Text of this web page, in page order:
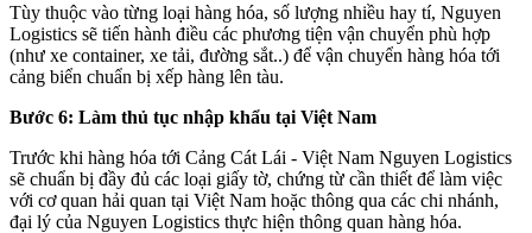
Tùy thuộc vào từng loại hàng hóa, số lượng nhiều hay tí, Nguyen
Logistics sẽ tiến hành điều các phương tiện vận chuyển phù hợp
(như xe container, xe tải, đường sắt..) để vận chuyển hàng hóa tới
cảng biển chuẩn bị xếp hàng lên tàu.
Bước 6: Làm thủ tục nhập khẩu tại Việt Nam
Trước khi hàng hóa tới Cảng Cát Lái - Việt Nam Nguyen Logistics
sẽ chuẩn bị đầy đủ các loại giấy tờ, chứng từ cần thiết để làm việc
với cơ quan hải quan tại Việt Nam hoặc thông qua các chi nhánh,
đại lý của Nguyen Logistics thực hiện thông quan hàng hóa.